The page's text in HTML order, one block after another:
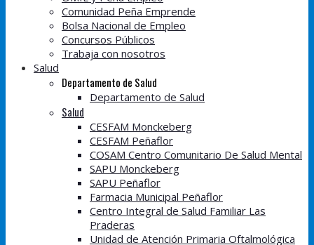
Comunidad Peña Emprende
Bolsa Nacional de Empleo
Concursos Públicos
Trabaja con nosotros
Salud
Departamento de Salud
Departamento de Salud
Salud
CESFAM Monckeberg
CESFAM Peñaflor
COSAM Centro Comunitario De Salud Mental
SAPU Monckeberg
SAPU Peñaflor
Farmacia Municipal Peñaflor
Centro Integral de Salud Familiar Las
Praderas
Unidad de Atención Primaria Oftalmológica